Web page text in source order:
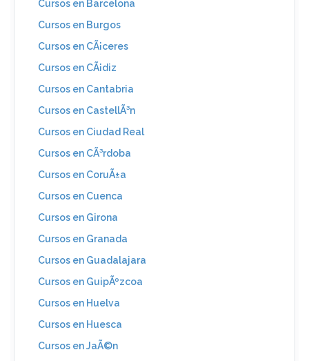
Cursos en Barcelona
Cursos en Burgos
Cursos en CÃ¡ceres
Cursos en CÃ¡diz
Cursos en Cantabria
Cursos en CastellÃ³n
Cursos en Ciudad Real
Cursos en CÃ³rdoba
Cursos en CoruÃ±a
Cursos en Cuenca
Cursos en Girona
Cursos en Granada
Cursos en Guadalajara
Cursos en GuipÃºzcoa
Cursos en Huelva
Cursos en Huesca
Cursos en JaÃ©n